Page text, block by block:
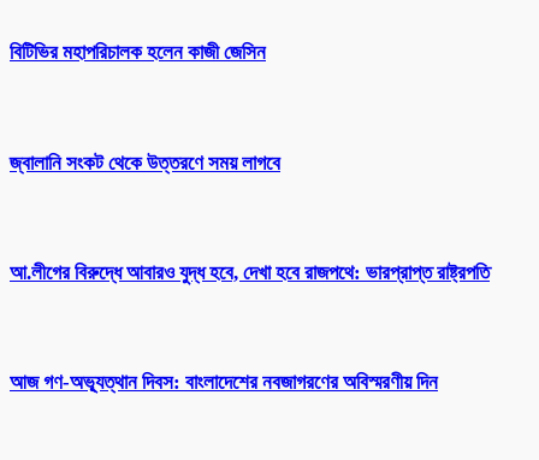
বিটিভির মহাপরিচালক হলেন কাজী জেসিন
জ্বালানি সংকট থেকে উত্তরণে সময় লাগবে
আ.লীগের বিরুদ্ধে আবারও যুদ্ধ হবে, দেখা হবে রাজপথে: ভারপ্রাপ্ত রাষ্ট্রপতি
আজ গণ-অভ্যূত্থান দিবস: বাংলাদেশের নবজাগরণের অবিস্মরণীয় দিন